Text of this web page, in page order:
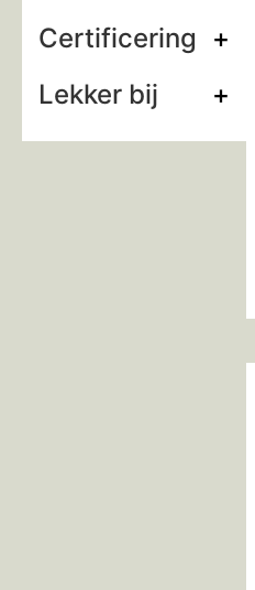
Certificering
+
Lekker bij
+